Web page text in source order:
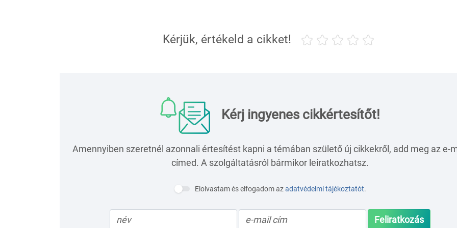
Kérjük, értékeld a cikket!
Kérj ingyenes cikkértesítőt!
Amennyiben szeretnél azonnali értesítést kapni a témában születő új cikkekről, add meg az e-
címed. A szolgáltatásról bármikor leiratkozhatsz.
Elolvastam és elfogadom azadatvédelmi tájékoztatót.
Feliratkozás